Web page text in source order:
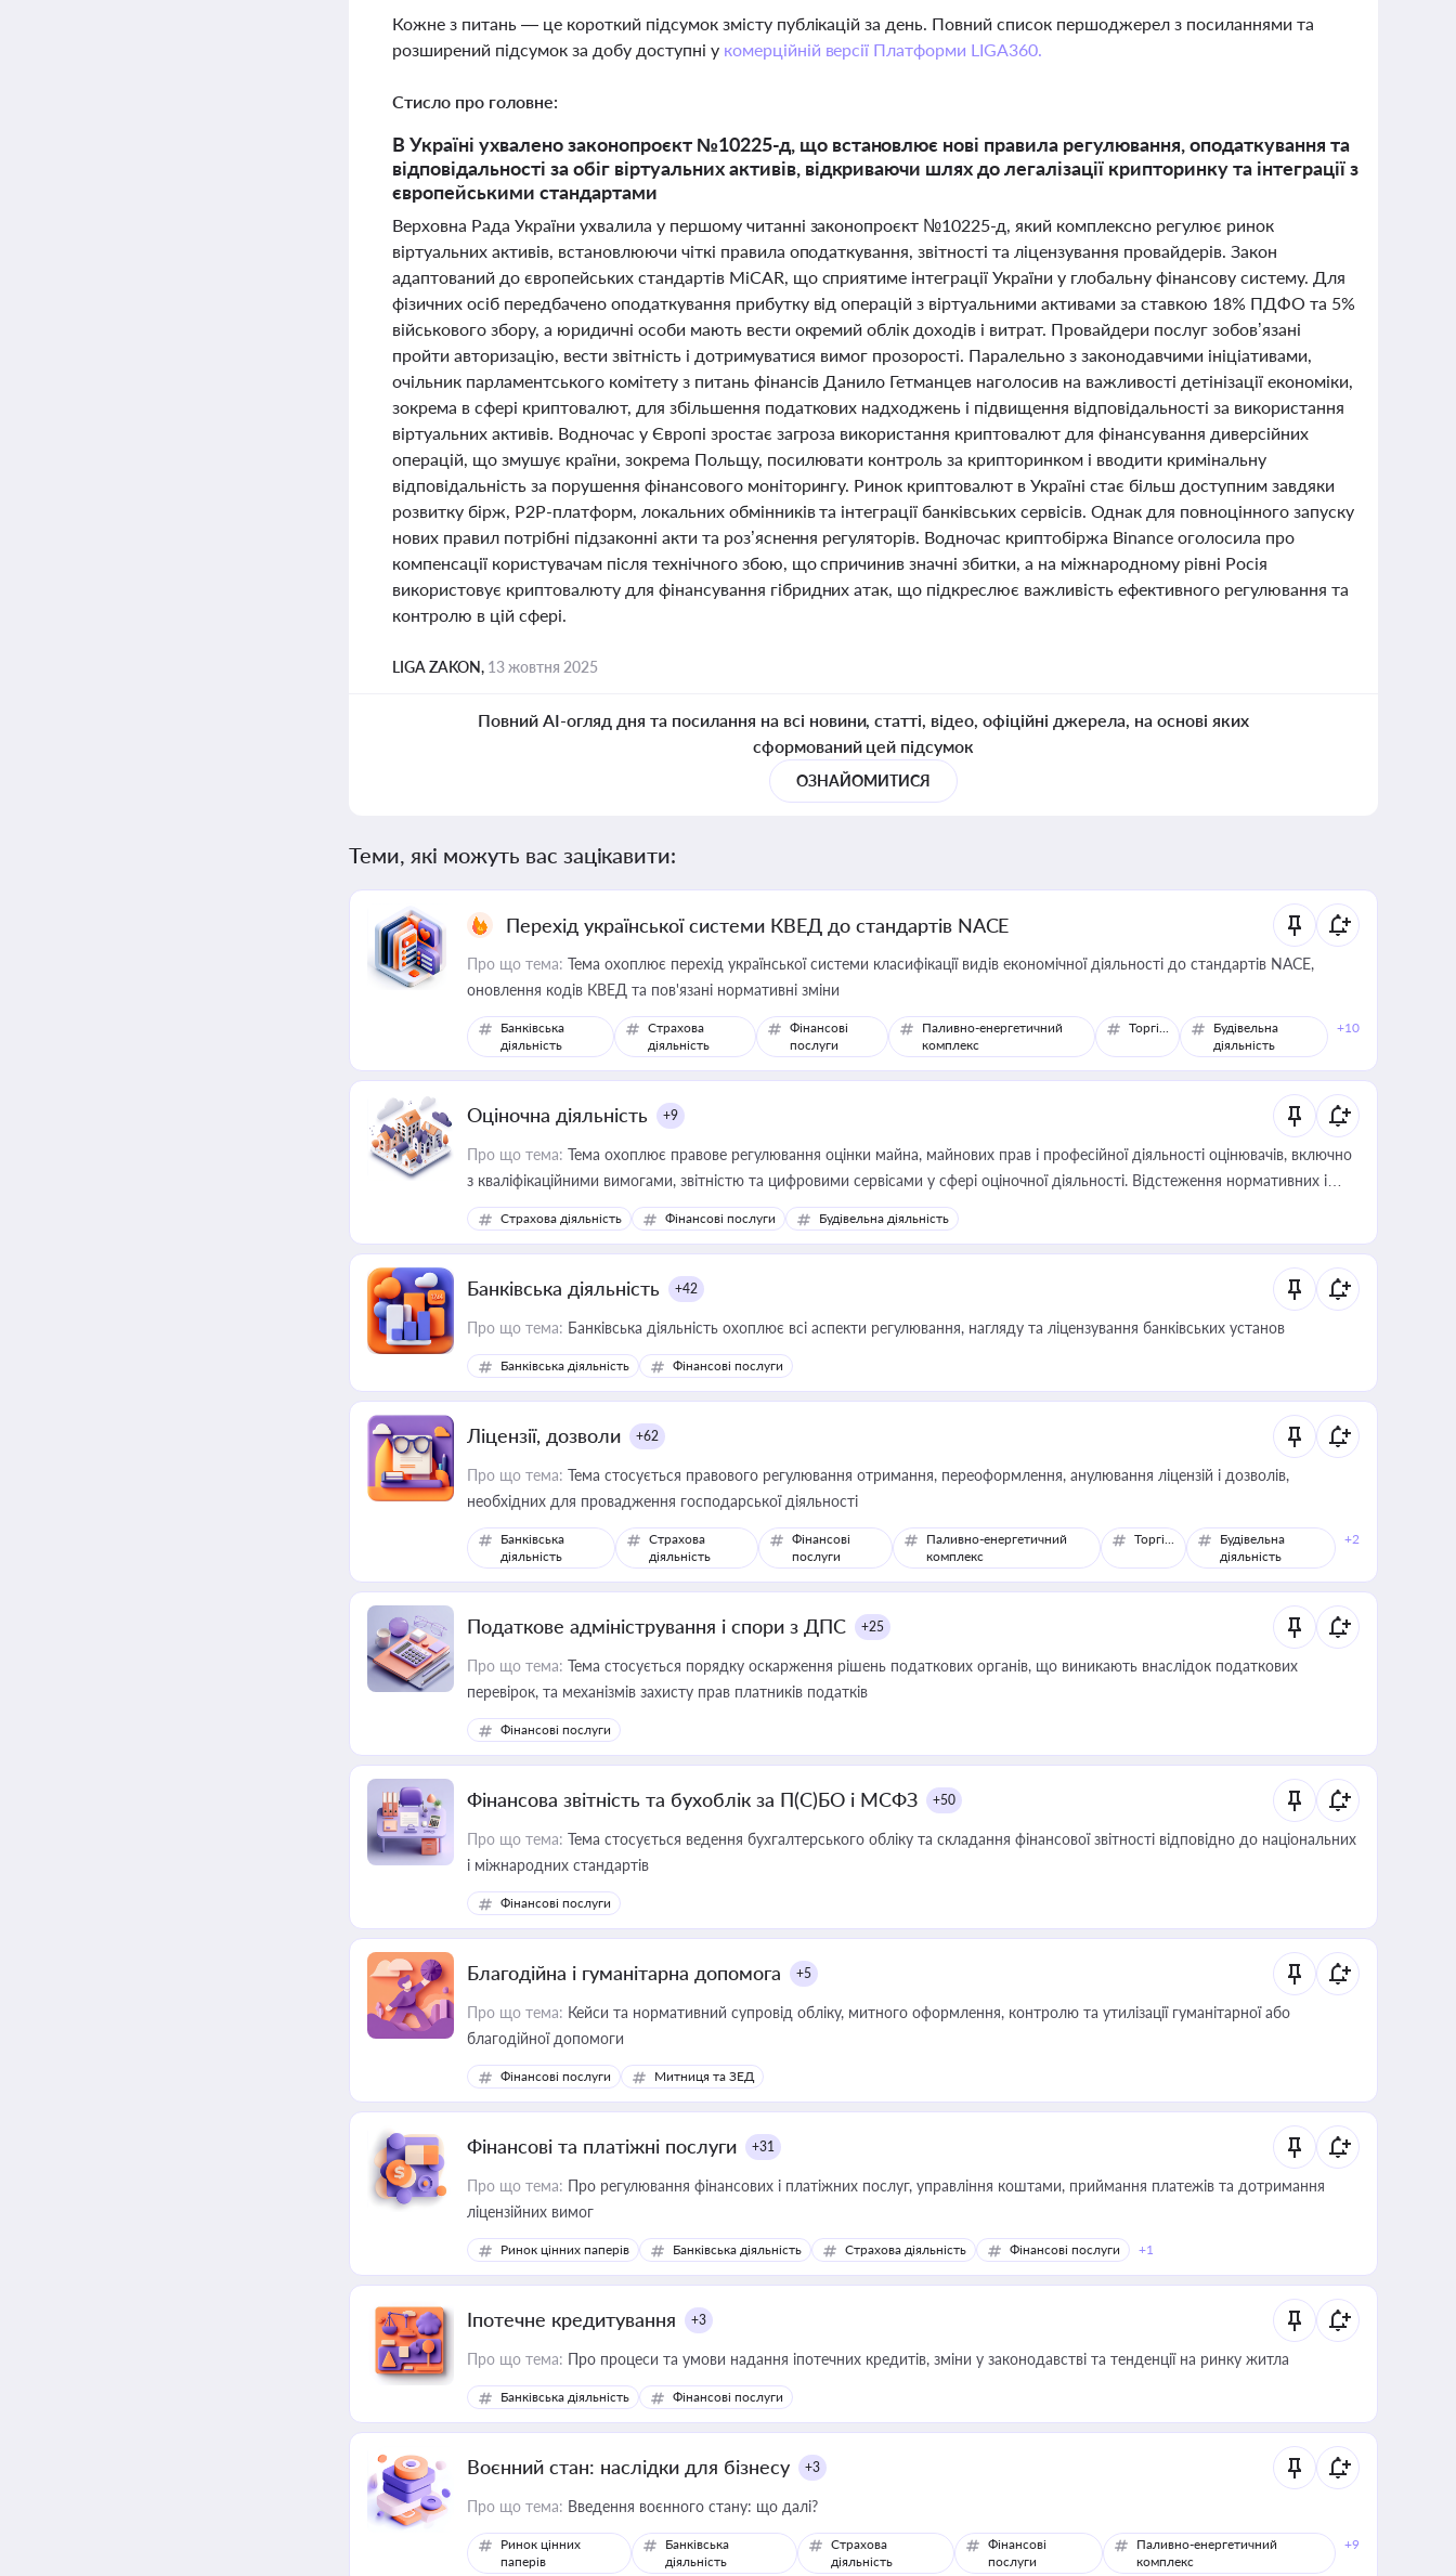
Кожне з питань — це короткий підсумок змісту публікацій за день. Повний список першоджерел з посиланнями та
розширений підсумок за добу доступні у комерційній версії Платформи LIGA360.
Стисло про головне:
В Україні ухвалено законопроєкт №10225-д, що встановлює нові правила регулювання, оподаткування та
відповідальності за обіг віртуальних активів, відкриваючи шлях до легалізації крипторинку та інтеграції з
європейськими стандартами
Верховна Рада України ухвалила у першому читанні законопроєкт №10225-д, який комплексно регулює ринок
віртуальних активів, встановлюючи чіткі правила оподаткування, звітності та ліцензування провайдерів. Закон
адаптований до європейських стандартів MiCAR, що сприятиме інтеграції України у глобальну фінансову систему. Для
фізичних осіб передбачено оподаткування прибутку від операцій з віртуальними активами за ставкою 18% ПДФО та 5%
військового збору, а юридичні особи мають вести окремий облік доходів і витрат. Провайдери послуг зобов’язані
пройти авторизацію, вести звітність і дотримуватися вимог прозорості. Паралельно з законодавчими ініціативами,
очільник парламентського комітету з питань фінансів Данило Гетманцев наголосив на важливості детінізації економіки,
зокрема в сфері криптовалют, для збільшення податкових надходжень і підвищення відповідальності за використання
віртуальних активів. Водночас у Європі зростає загроза використання криптовалют для фінансування диверсійних
операцій, що змушує країни, зокрема Польщу, посилювати контроль за крипторинком і вводити кримінальну
відповідальність за порушення фінансового моніторингу. Ринок криптовалют в Україні стає більш доступним завдяки
розвитку бірж, P2P-платформ, локальних обмінників та інтеграції банківських сервісів. Однак для повноцінного запуску
нових правил потрібні підзаконні акти та роз’яснення регуляторів. Водночас криптобіржа Binance оголосила про
компенсації користувачам після технічного збою, що спричинив значні збитки, а на міжнародному рівні Росія
використовує криптовалюту для фінансування гібридних атак, що підкреслює важливість ефективного регулювання та
контролю в цій сфері.
LIGA ZAKON, 13 жовтня 2025
Повний AI-огляд дня та посилання на всі новини, статті, відео, офіційні джерела, на основі яких
сформований цей підсумок
ОЗНАЙОМИТИСЯ
Теми, які можуть вас зацікавити:
Перехід української системи КВЕД до стандартів NACE
Про що тема: Тема охоплює перехід української системи класифікації видів економічної діяльності до стандартів NACE,
оновлення кодів КВЕД та пов'язані нормативні зміни
Банківська
діяльність
Страхова
діяльність
Фінансові
послуги
Паливно-енергетичний
комплекс
Торгівля
Будівельна
діяльність
+10
Оціночна діяльність +9
Про що тема: Тема охоплює правове регулювання оцінки майна, майнових прав і професійної діяльності оцінювачів, включно
з кваліфікаційними вимогами, звітністю та цифровими сервісами у сфері оціночної діяльності. Відстеження нормативних і
медійних змін у цій сфері корисне для власника бізнесу, керівника, юриста або бухгалтера під час оподаткування,
приватизації, оренди державного майна, корпоративних угод і перевірки статусу суб'єктів оціночної діяльності
Страхова діяльність Фінансові послуги Будівельна діяльність
Банківська діяльність +42
Про що тема: Банківська діяльність охоплює всі аспекти регулювання, нагляду та ліцензування банківських установ
Банківська діяльність Фінансові послуги
Ліцензії, дозволи +62
Про що тема: Тема стосується правового регулювання отримання, переоформлення, анулювання ліцензій і дозволів,
необхідних для провадження господарської діяльності
Банківська
діяльність
Страхова
діяльність
Фінансові
послуги
Паливно-енергетичний
комплекс
Торгівля
Будівельна
діяльність
+2
Податкове адміністрування і спори з ДПС +25
Про що тема: Тема стосується порядку оскарження рішень податкових органів, що виникають внаслідок податкових
перевірок, та механізмів захисту прав платників податків
Фінансові послуги
Фінансова звітність та бухоблік за П(С)БО і МСФЗ +50
Про що тема: Тема стосується ведення бухгалтерського обліку та складання фінансової звітності відповідно до національних
і міжнародних стандартів
Фінансові послуги
Благодійна і гуманітарна допомога +5
Про що тема: Кейси та нормативний супровід обліку, митного оформлення, контролю та утилізації гуманітарної або
благодійної допомоги
Фінансові послуги Митниця та ЗЕД
Фінансові та платіжні послуги +31
Про що тема: Про регулювання фінансових і платіжних послуг, управління коштами, приймання платежів та дотримання
ліцензійних вимог
Ринок цінних паперів Банківська діяльність Страхова діяльність Фінансові послуги +1
Іпотечне кредитування +3
Про що тема: Про процеси та умови надання іпотечних кредитів, зміни у законодавстві та тенденції на ринку житла
Банківська діяльність Фінансові послуги
Воєнний стан: наслідки для бізнесу +3
Про що тема: Введення воєнного стану: що далі?
Ринок цінних
паперів
Банківська
діяльність
Страхова
діяльність
Фінансові
послуги
Паливно-енергетичний
комплекс
+9